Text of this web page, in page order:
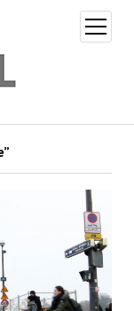
open
menu